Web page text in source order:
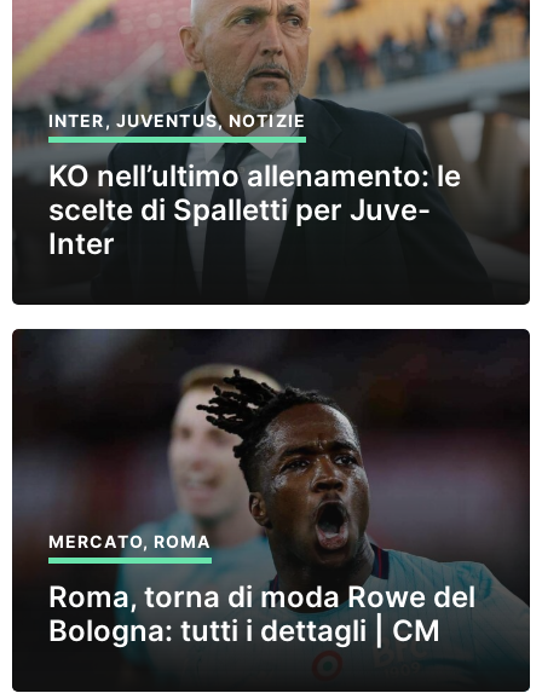
INTER, JUVENTUS,NOTIZIE
KO nell’ultimo allenamento: le
scelte di Spalletti per Juve-
Inter
MERCATO, ROMA
Roma, torna di moda Rowe del
Bologna: tutti i dettagli | CM